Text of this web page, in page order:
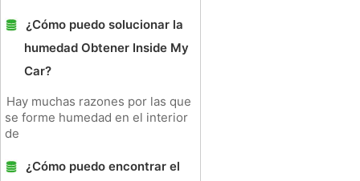
¿Cómo puedo solucionar la
humedad Obtener Inside My
Car?
Hay muchas razones por las que
se forme humedad en el interior
de
¿Cómo puedo encontrar el